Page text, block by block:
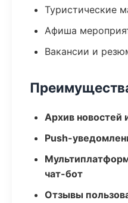
Туристические
Афиша
Вакансии и
Архив новостей
Push-
чат-бот
Отзывы